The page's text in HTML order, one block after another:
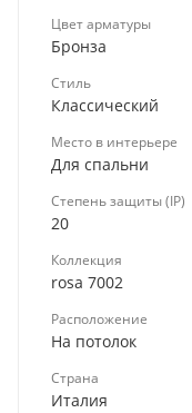
Цвет арматуры
Бронза
Стиль
Классический
Место в интерьере
Для спальни
Степень защиты (IP)
20
Коллекция
rosa 7002
Расположение
На потолок
Страна
Италия